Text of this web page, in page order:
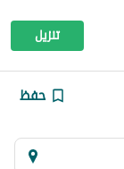
تنزيل
حفظ